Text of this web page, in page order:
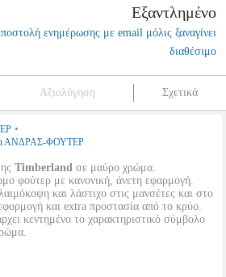
Εξαντλημένο
ενημέρωσης με email μόλις ξαναγίνει
διαθέσιμο
Αξιολόγηση Σχετικά
•
ΑΝΔΡΑΣ-ΦΟΥΤΕΡ
Timberland σε μαύρο χρώμα.
φούτερ με κανονική, άνετη εφαρμογή.
και λάστιχο στις μανσέτες και στο
και extra προστασία από το κρύο.
κεντημένο το χαρακτηριστικό σύμβολο